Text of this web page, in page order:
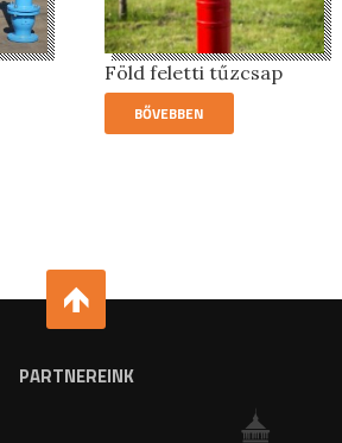
Föld feletti tűzcsap
BŐVEBBEN
PARTNEREINK